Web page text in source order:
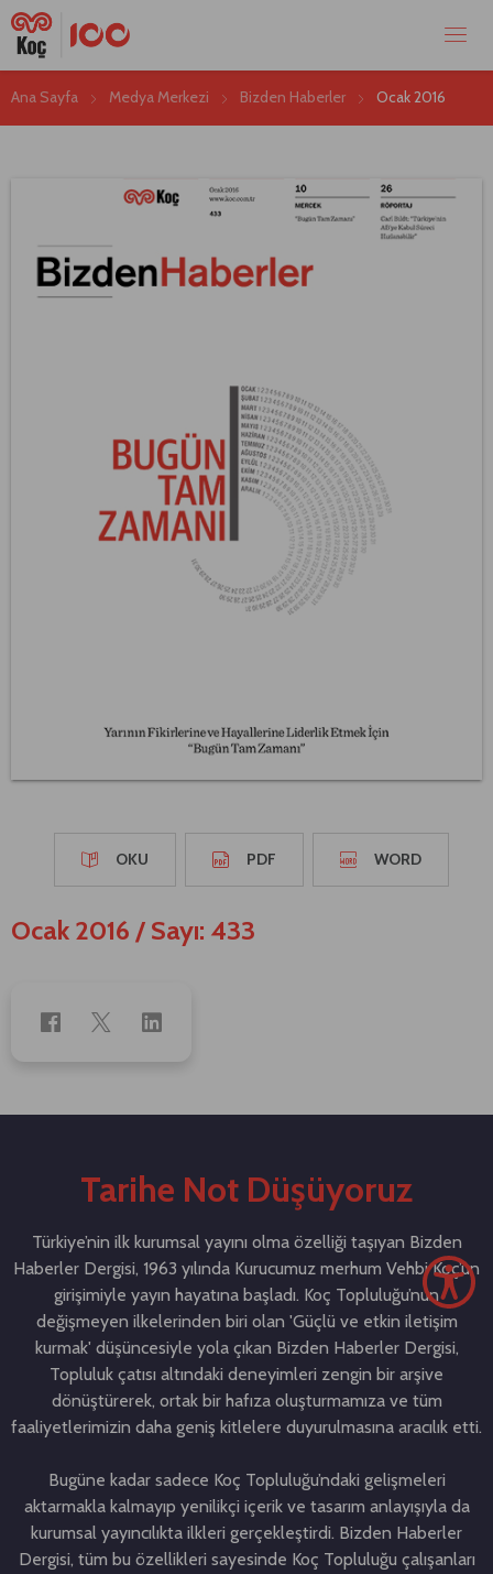
Ana Sayfa Medya Merkezi Bizden Haberler Ocak 2016
OKU PDF WORD
Ocak 2016 / Sayı: 433
Tarihe Not Düşüyoruz
Türkiye’nin ilk kurumsal yayını olma özelliği taşıyan Bizden
Haberler Dergisi, 1963 yılında Kurucumuz merhum Vehbi Koç’un
girişimiyle yayın hayatına başladı. Koç Topluluğu’nun
değişmeyen ilkelerinden biri olan 'Güçlü ve etkin iletişim
kurmak' düşüncesiyle yola çıkan Bizden Haberler Dergisi,
Topluluk çatısı altındaki deneyimleri zengin bir arşive
dönüştürerek, ortak bir hafıza oluşturmamıza ve tüm
faaliyetlerimizin daha geniş kitlelere duyurulmasına aracılık etti.
Bugüne kadar sadece Koç Topluluğu’ndaki gelişmeleri
aktarmakla kalmayıp yenilikçi içerik ve tasarım anlayışıyla da
kurumsal yayıncılıkta ilkleri gerçekleştirdi. Bizden Haberler
Dergisi, tüm bu özellikleri sayesinde Koç Topluluğu çalışanları